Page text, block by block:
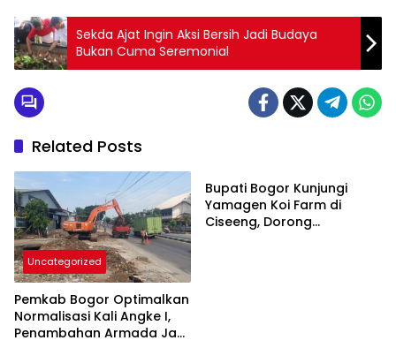
Sekda Ajat Ingin Aksi Bersih Jadi Budaya
Bukan Cuma Seremonial
Related Posts
Uncategorized
Pemkab Bogor Optimalkan
Normalisasi Kali Angke I,
Penambahan Armada Jadi
Bupati Bogor Kunjungi
Yamagen Koi Farm di
Ciseeng, Dorong
Uncategorized